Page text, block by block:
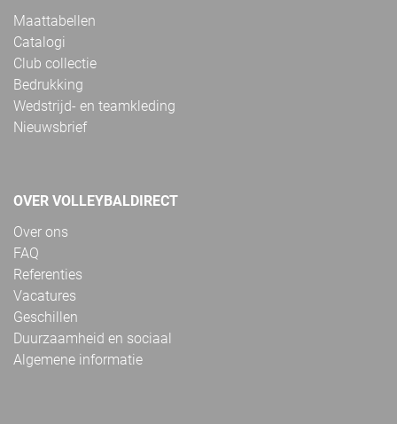
Maattabellen
Catalogi
Club collectie
Bedrukking
Wedstrijd- en teamkleding
Nieuwsbrief
OVER VOLLEYBALDIRECT
Over ons
FAQ
Referenties
Vacatures
Geschillen
Duurzaamheid en sociaal
Algemene informatie